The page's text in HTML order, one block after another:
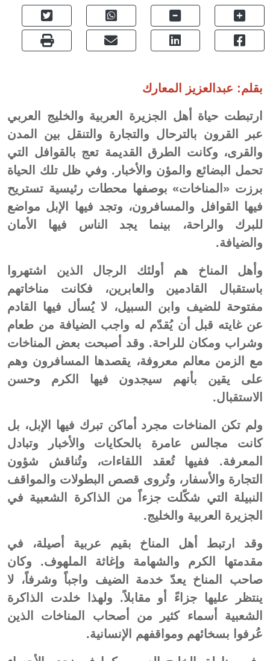
بقلم: عبدالعزيز المعارك
ارتبطت حياة أهل الجزيرة العربية والخليج العربي
عبر القرون بالترحال والتجارة والتنقل بين المدن
والقرى، وكانت الطرق القديمة تعج بالقوافل التي
تحمل البضائع والمؤن والأخبار. وفي ظل تلك الحياة
برزت «المناخات» بوصفها محطات رئيسية تستريح
فيها القوافل والمسافرون، وتجد فيها الإبل مواضع
للبرك والراحة، بينما يجد الناس فيها الأمان
والضيافة.
وأهل المناخ هم أولئك الرجال الذين اشتهروا
باستقبال القادمين والعابرين، فكانت مناخاتهم
مفتوحة للضيف وابن السبيل، لا يُسأل فيها القادم
عن غايته قبل أن يُقدّم له واجب الضيافة من طعام
وشراب ومكان للراحة. وقد أصبحت بعض المناخات
مع الزمن معالم معروفة، يقصدها المسافرون وهم
على يقين بأنهم سيجدون فيها الكرم وحسن
الاستقبال.
ولم تكن المناخات مجرد أماكن تبرك فيها الإبل، بل
كانت مجالس عامرة بالحكايات والأخبار وتبادل
المعرفة. ففيها تُعقد اللقاءات، وتُناقش شؤون
التجارة والأسفار، وتُروى قصص البطولات والمواقف
النبيلة التي شكّلت جزءاً من الذاكرة الشعبية في
الجزيرة العربية والخليج.
وقد ارتبط أهل المناخ بقيم عربية أصيلة، في
مقدمتها الكرم والشهامة وإغاثة الملهوف. وكان
صاحب المناخ يعدّ خدمة الضيف واجباً وشرفاً، لا
ينتظر عليها جزاءً أو مقابلاً. ولهذا خلدت الذاكرة
الشعبية أسماء كثير من أصحاب المناخات الذين
عُرفوا بسخائهم ومواقفهم الإنسانية.